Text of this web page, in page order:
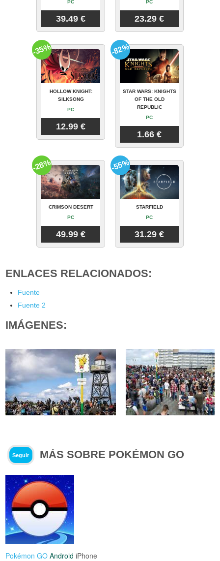
PC
39.49 €
PC
23.29 €
HOLLOW KNIGHT:
SILKSONG
PC
12.99 €
-35%
STAR WARS: KNIGHTS
OF THE OLD
REPUBLIC
PC
1.66 €
-82%
CRIMSON DESERT
PC
49.99 €
-28%
STARFIELD
PC
31.29 €
-55%
ENLACES RELACIONADOS:
Fuente
Fuente 2
IMÁGENES:
Seguir MÁS SOBRE POKÉMON GO
Pokémon GO Android iPhone